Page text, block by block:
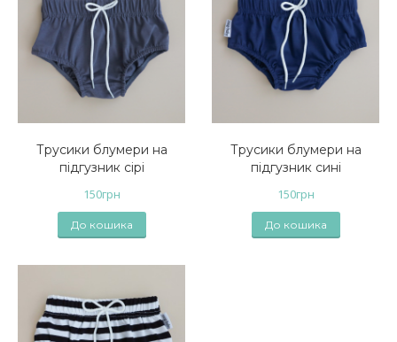
Трусики блумери на
підгузник сірі
150грн
До кошика
Трусики блумери на
підгузник сині
150грн
До кошика